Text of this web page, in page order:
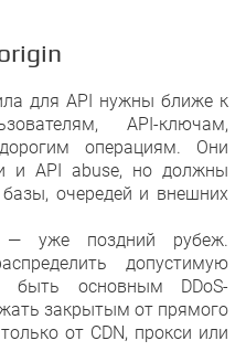
для API нужны ближе к
API-ключам,
операциям. Они
и API abuse, но должны
очередей и внешних
— уже поздний рубеж.
допустимую
быть основным DDoS-
закрытым от прямого
от CDN, прокси или